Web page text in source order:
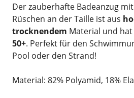
Der zauberhafte Badeanzug
Rüschen an der Taille ist aus
trocknendem Material und
50+. Perfekt für den
Pool oder den Strand!
Material: 82% Polyamid, 18%